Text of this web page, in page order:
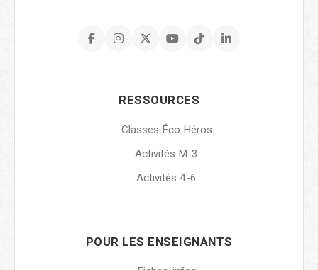
RESSOURCES
Classes Éco Héros
Activités M-3
Activités 4-6
POUR LES ENSEIGNANTS